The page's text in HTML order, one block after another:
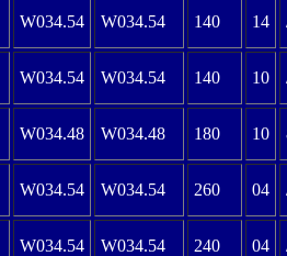
W034.54 W034.54 140 14
W034.54 W034.54 140 10
W034.48 W034.48 180 10
W034.54 W034.54 260 04
W034.54 W034.54 240 04